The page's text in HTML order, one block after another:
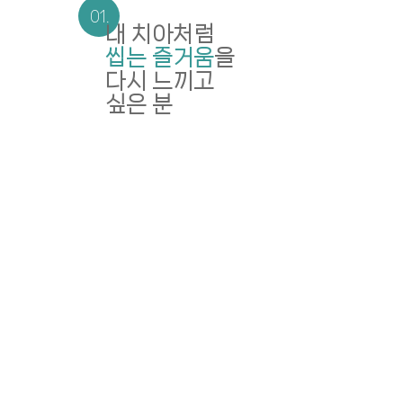
내 치아처럼
씹는 즐거움을
다시 느끼고
싶은 분